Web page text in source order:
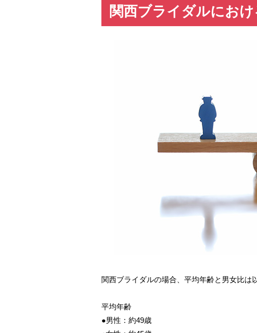
関西ブライダルにお
関西ブライダルの場合、平均年齢と男女比は
平均年齢
●男性：約49歳